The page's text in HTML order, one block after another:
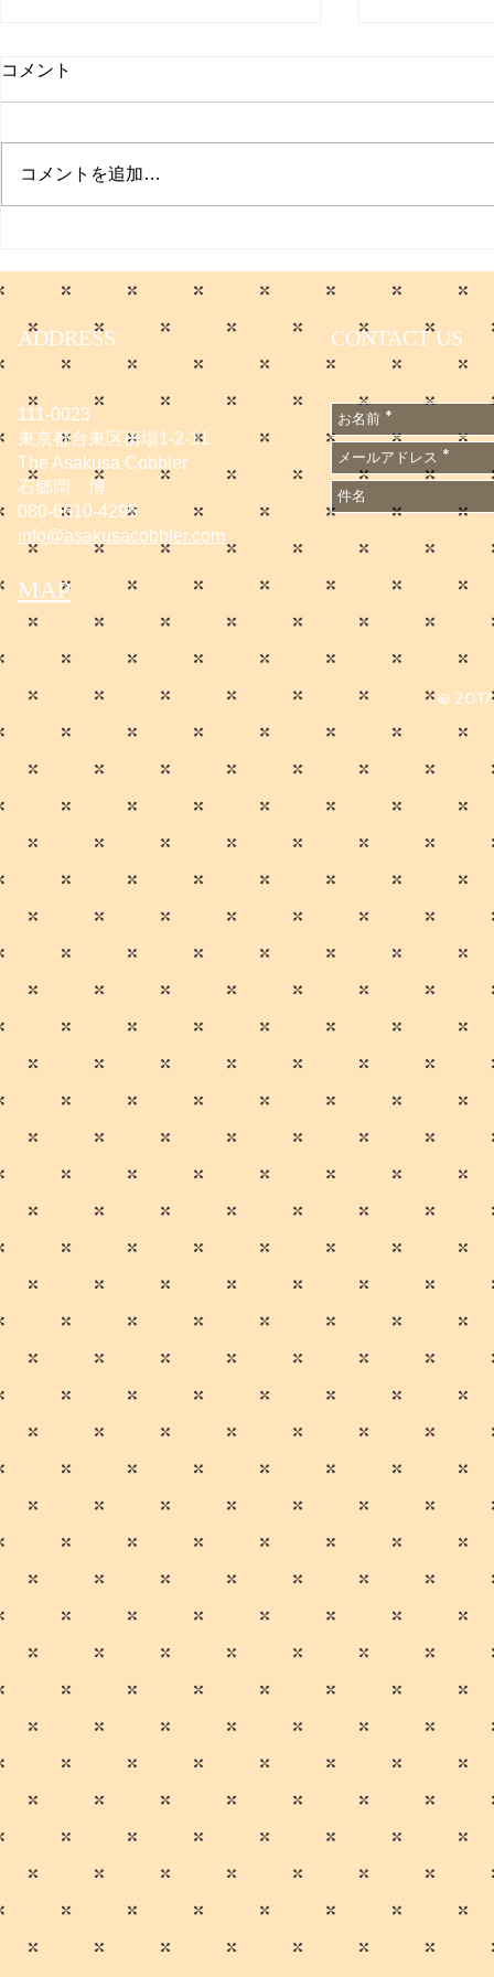
サマーセールのお知らせ
無料会員に
e/
1667502
コメント
コメントを追加…
ADDRESS CONTACT US
111-0023
東京都台東区橋場1-2-11
The Asakusa Cobbler
石郷岡 博
080-6610-4295
info@asakusacobbler.com
MAP
© 2017